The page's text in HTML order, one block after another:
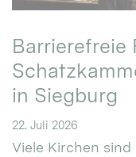
Barrierefreie
in Siegburg
22. Juli 2026
Viele Kirchen